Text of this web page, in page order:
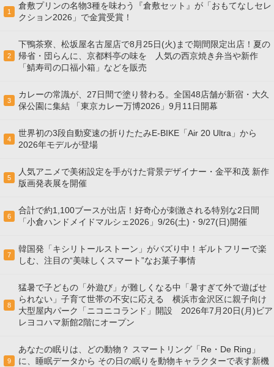
1
倉敷プリンの名物3種を味わう『倉敷セット』が「おもてなしセレ
クション2026」で金賞受賞！
2
下鴨茶寮、松坂屋名古屋店で8月25日(火)まで期間限定出店！夏の
帰省・団らんに、京都料亭の味を 人気の西京焼き弁当や新作
「鯖寿司の口福小箱」などを販売
3
カレーの常識が、27日間で塗り替わる。全国48店舗が新宿・大久
保公園に集結 「東京カレー万博2026」9月11日開幕
4
世界初の3段自動変速の折りたたみE-BIKE「Air 20 Ultra」から
2026年モデルが登場
5
人気アニメで美術設定を手がけた背景デザイナー・金平和茂 新作
版画発表展を開催
6
合計で約1,100ブースが出店！好奇心が刺激される特別な2日間
「小倉ハンドメイドマルシェ2026」9/26(土)・9/27(日)開催
7
韓国発「キシリトールストーン」がバズり中！ギルトフリーで楽
しむ、注目の“美味しくスマート”なお菓子事情
8
猛暑で子どもの「外遊び」が難しくなる中「暑すぎて外で遊ばせ
られない」子育て世帯の不安に応える 横浜市金沢区に親子向け
大型屋内パーク「ニコニコランド」開設 2026年7月20日(月)ビア
レヨコハマ新館2階にオープン
9
あなたの眠りは、どの動物？ スマートリング「Re・De Ring」
に、睡眠データから その日の眠りを動物キャラクターで表す新機